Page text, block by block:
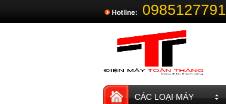
0985127791
CÁC LOẠI MÁY